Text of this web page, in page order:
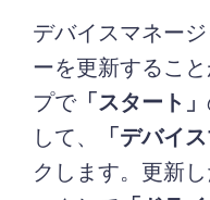
デバイスマネー
ーを更新するこ
プで「スタート」
して、
「デバイ
クします。更新